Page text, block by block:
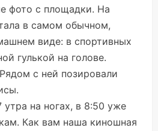
фото с площадки. На
в самом обычном,
виде: в спортивных
гулькой на голове.
с ней позировали
на ногах, в 8:50 уже
Как вам наша киношная